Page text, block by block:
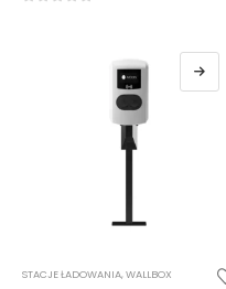
STACJE ŁADOWANIA,WALLBOX